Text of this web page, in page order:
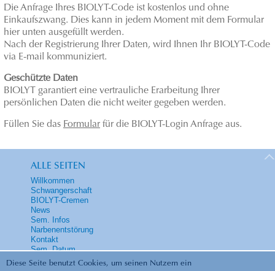
Diese Seite benutzt Cookies, um seinen Nutzern ein
Die Anfrage Ihres BIOLYT-Code ist kostenlos und ohne
Einkaufszwang. Dies kann in jedem Moment mit dem Formular
hier unten ausgefüllt werden.
Nach der Registrierung Ihrer Daten, wird Ihnen Ihr BIOLYT-Code
via E-mail kommuniziert.
Geschützte Daten
BIOLYT garantiert eine vertrauliche Erarbeitung Ihrer
persönlichen Daten die nicht weiter gegeben werden.
Füllen Sie das Formular für die BIOLYT-Login Anfrage aus.
ALLE SEITEN
Willkommen
Schwangerschaft
BIOLYT-Cremen
News
Sem. Infos
Narbenentstörung
Kontakt
Sem. Datum